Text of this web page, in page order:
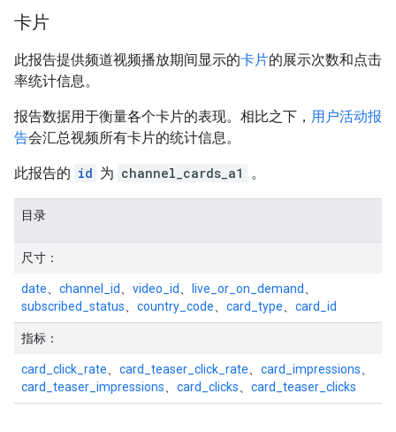
卡片
此报告提供频道视频播放期间显示的卡片的展示次数和点击
率统计信息。
报告数据用于衡量各个卡片的表现。相比之下， 用户活动报
告会汇总视频所有卡片的统计信息。
此报告的 id 为 channel_cards_a1 。
目录
尺寸：
date channel_id video_id live_or_on_demand
subscribed_status
country_code card_type card_id
指标：
card_click_rate card_teaser_click_rate card_impressions
card_teaser_impressions
card_clicks card_teaser_clicks